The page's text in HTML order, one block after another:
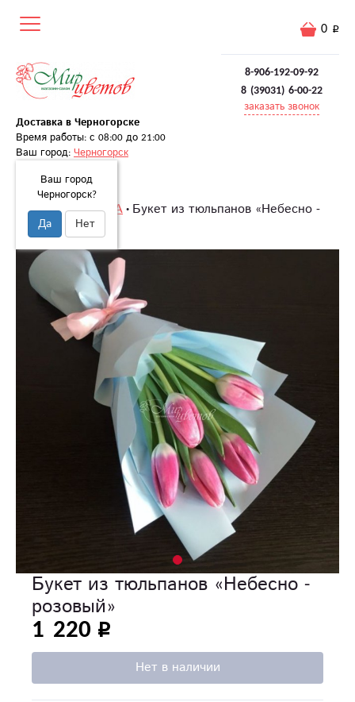
8-906-192-09-92
8 (39031) 6-00-22
заказать звонок
Доставка в Черногорске
Время работы: с 08:00 до 21:00
Ваш город: Черногорск
Ваш город
Черногорск?
Да Нет
0
Главная 8 МАРТА Букет из тюльпанов «Небесно -
розовый»
Букет из тюльпанов «Небесно -
розовый»
1 220
Нет в наличии